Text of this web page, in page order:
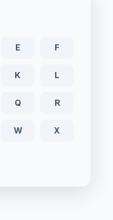
E F
K L
Q R
W X